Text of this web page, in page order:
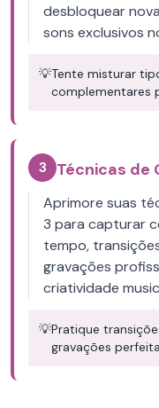
desbloquear
sons exclusivos
💡Tente misturar
complementares
3 Técnicas de
Aprimore suas
3 para capturar
tempo,
gravações
criatividade
💡Pratique
gravações